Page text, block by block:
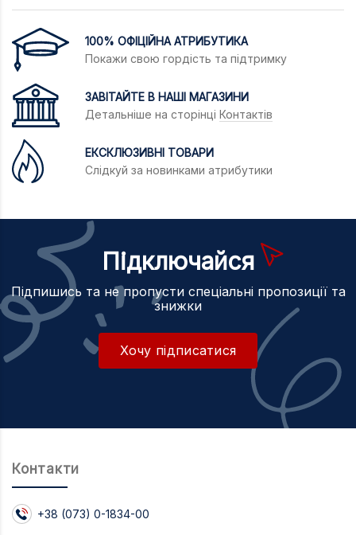
100% ОФІЦІЙНА АТРИБУТИКА
Покажи свою гордість та підтримку
ЗАВІТАЙТЕ В НАШІ МАГАЗИНИ
Детальніше на сторінці Контактів
ЕКСКЛЮЗИВНІ ТОВАРИ
Слідкуй за новинками атрибутики
Підключайся
Підпишись та не пропусти спеціальні пропозиції та
знижки
Хочу підписатися
Контакти
+38 (073) 0-1834-00